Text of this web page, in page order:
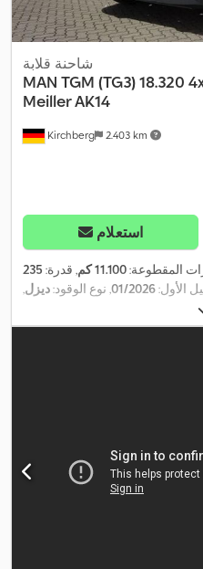
Kirchberg 2.403 km
شاحنة قلابة
MAN TGM (TG3) 18.320
Meiller AK14
استعلام
المقطوعة:11.100 كم , قدرة: 235
الأول:01/2026, نوع الوقود:ديزل,
المحور:
(TÜV):03/2027 الثبات الإلكتروني